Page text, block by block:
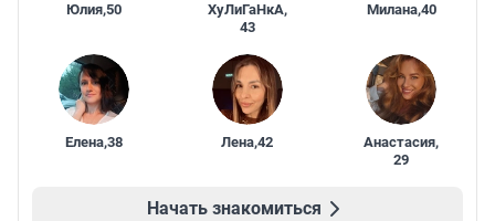
Юлия,50 ХуЛиГаНкА,
43
Милана,40
Елена,38 Лена,42 Анастасия,
29
Начать знакомиться